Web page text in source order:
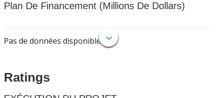
Plan De Financement (Millions De Dollars)
Pas de données disponibles.
Ratings